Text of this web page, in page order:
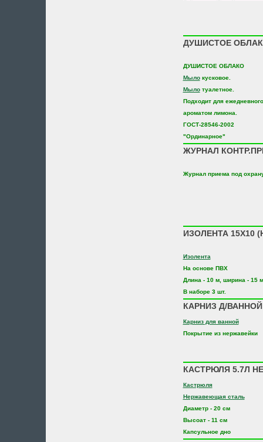
ДУШИСТОЕ
ДУШИСТОЕ ОБЛАКО
Мылокусковое.
Мылотуалетное.
Подходит для
ароматом лимона.
ГОСТ-28546-2002
"Ординарное"
ЖУРНАЛ
Журнал приема под
ИЗОЛЕНТА 15Х10
Изолента
На основе ПВХ
Длина - 10 м, ширина - 15
В наборе 3 шт.
КАРНИЗ Д/
Карниз для ванной
Покрытие из нержавейки
КАСТРЮЛЯ 5.7Л
Кастрюля
Нержавеющая сталь
Диаметр - 20 см
Высоат - 11 см
Капсульное дно